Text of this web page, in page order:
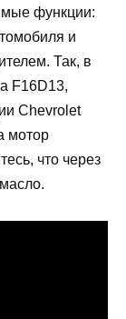
функции:
и
Так, в
F16D13,
Chevrolet
мотор
что через